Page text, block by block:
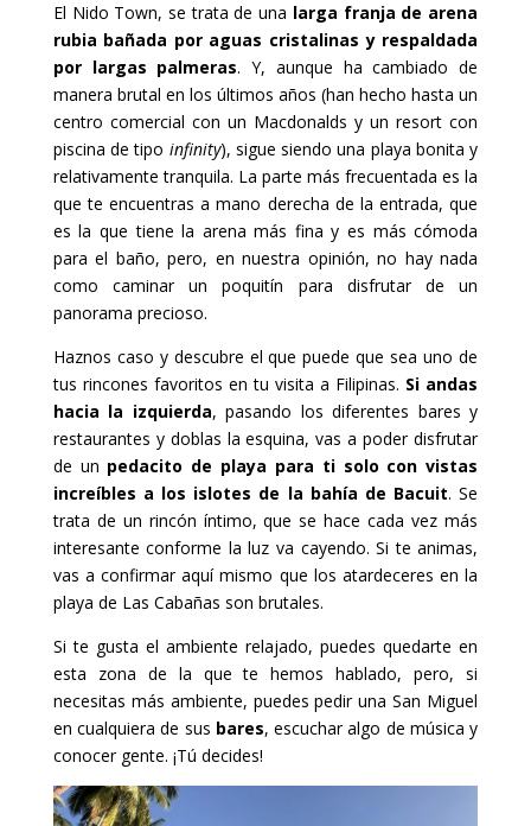
El Nido Town, se trata de una larga franja de arena
rubia bañada por aguas cristalinas y respaldada
por largas palmeras. Y, aunque ha cambiado de
manera brutal en los últimos años (han hecho hasta un
centro comercial con un Macdonalds y un resort con
piscina de tipo infinity), sigue siendo una playa bonita y
relativamente tranquila. La parte más frecuentada es la
que te encuentras a mano derecha de la entrada, que
es la que tiene la arena más fina y es más cómoda
para el baño, pero, en nuestra opinión, no hay nada
como caminar un poquitín para disfrutar de un
panorama precioso.
Haznos caso y descubre el que puede que sea uno de
tus rincones favoritos en tu visita a Filipinas. Si andas
hacia la izquierda, pasando los diferentes bares y
restaurantes y doblas la esquina, vas a poder disfrutar
de un pedacito de playa para ti solo con vistas
increíbles a los islotes de la bahía de Bacuit. Se
trata de un rincón íntimo, que se hace cada vez más
interesante conforme la luz va cayendo. Si te animas,
vas a confirmar aquí mismo que los atardeceres en la
playa de Las Cabañas son brutales.
Si te gusta el ambiente relajado, puedes quedarte en
esta zona de la que te hemos hablado, pero, si
necesitas más ambiente, puedes pedir una San Miguel
en cualquiera de sus bares, escuchar algo de música y
conocer gente. ¡Tú decides!